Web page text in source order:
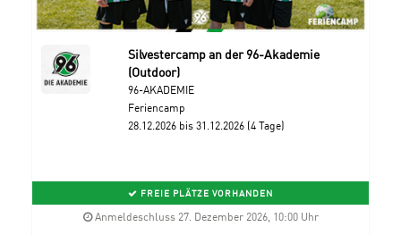
Silvestercamp an der 96-Akademie
(Outdoor)
96-AKADEMIE
Feriencamp
28.12.2026 bis 31.12.2026 (4 Tage)
FREIE PLÄTZE VORHANDEN
Anmeldeschluss 27. Dezember 2026, 10:00 Uhr